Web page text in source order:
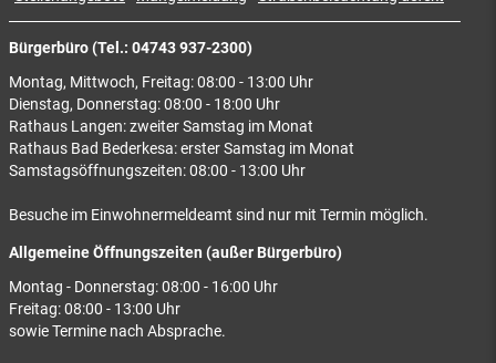
Bürgerbüro (Tel.: 04743 937-2300)
Montag, Mittwoch, Freitag: 08:00 - 13:00 Uhr
Dienstag, Donnerstag: 08:00 - 18:00 Uhr
Rathaus Langen: zweiter Samstag im Monat
Rathaus Bad Bederkesa: erster Samstag im Monat
Samstagsöffnungszeiten: 08:00 - 13:00 Uhr
Besuche im Einwohnermeldeamt sind nur mit Termin möglich.
Allgemeine Öffnungszeiten (außer Bürgerbüro)
Montag - Donnerstag: 08:00 - 16:00 Uhr
Freitag: 08:00 - 13:00 Uhr
sowie Termine nach Absprache.